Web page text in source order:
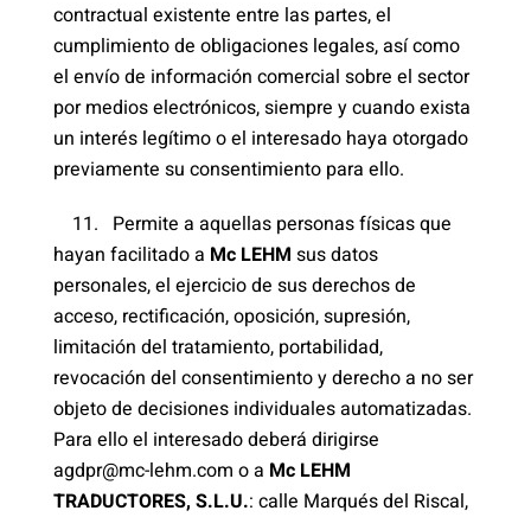
contractual existente entre las partes, el
cumplimiento de obligaciones legales, así como
el envío de información comercial sobre el sector
por medios electrónicos, siempre y cuando exista
un interés legítimo o el interesado haya otorgado
previamente su consentimiento para ello.
11. Permite a aquellas personas físicas que
hayan facilitado a Mc LEHM sus datos
personales, el ejercicio de sus derechos de
acceso, rectificación, oposición, supresión,
limitación del tratamiento, portabilidad,
revocación del consentimiento y derecho a no ser
objeto de decisiones individuales automatizadas.
Para ello el interesado deberá dirigirse
agdpr@mc-lehm.com o a Mc LEHM
TRADUCTORES, S.L.U.: calle Marqués del Riscal,